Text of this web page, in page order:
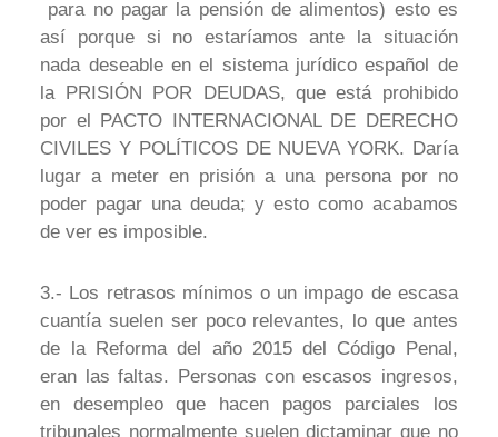
para no pagar la pensión de alimentos) esto es
así porque si no estaríamos ante la situación
nada deseable en el sistema jurídico español de
la PRISIÓN POR DEUDAS, que está prohibido
por el PACTO INTERNACIONAL DE DERECHO
CIVILES Y POLÍTICOS DE NUEVA YORK. Daría
lugar a meter en prisión a una persona por no
poder pagar una deuda; y esto como acabamos
de ver es imposible.
3.- Los retrasos mínimos o un impago de escasa
cuantía suelen ser poco relevantes, lo que antes
de la Reforma del año 2015 del Código Penal,
eran las faltas. Personas con escasos ingresos,
en desempleo que hacen pagos parciales los
tribunales normalmente suelen dictaminar que no